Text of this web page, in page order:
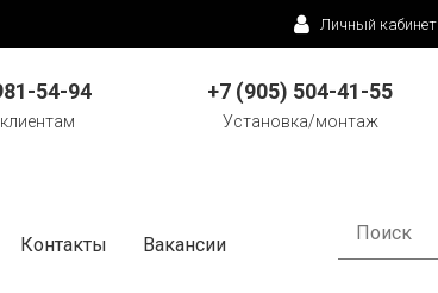
Личный кабинет
54-94 +7 (905) 504-41-55
Установка/монтаж
Контакты Вакансии